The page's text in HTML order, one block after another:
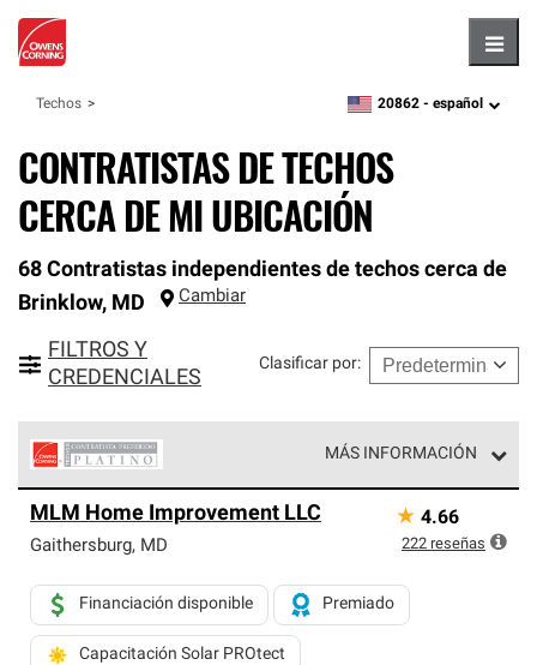
Techos zipcode,language
20862 - español
CONTRATISTAS DE TECHOS
CERCA DE MI UBICACIÓN
68 Contratistas independientes de techos cerca de
Brinklow, MD Cambiar
FILTROS Y
CREDENCIALES
Clasificar por:
MÁS INFORMACIÓN
Corning constituyen el nivel superior de nuestra red
exclusiva y cumplen con estándares estrictos de
Solo ellos pueden ofrecer nuestra mejor garantía de
sistemas de techos.
MLM Home Improvement LLC
Gaithersburg, MD
Financiación disponible Premiado
Capacitación Solar PROtect
★ 4.66
222 reseñas